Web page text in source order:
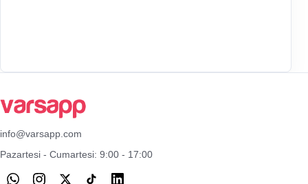
info@varsapp.com
Pazartesi - Cumartesi: 9:00 - 17:00